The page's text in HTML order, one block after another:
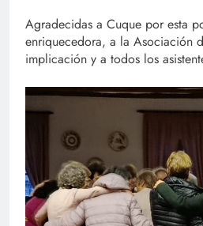
Agradecidas a Cuque por esta
enriquecedora, a la Asociación
implicación y a todos los